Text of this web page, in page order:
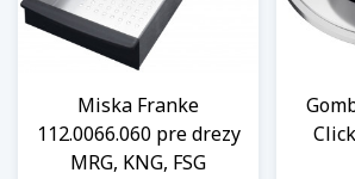
Miska Franke
112.0066.060 pre drezy
MRG, KNG, FSG